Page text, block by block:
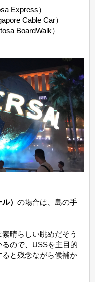
Express）
Cable Car）
BoardWalk）
） の場合は、島の手
素晴らしい眺めだそう
ので、USSを主目的
と残念ながら候補か